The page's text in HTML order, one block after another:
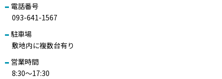
電話番号
093-641-1567
駐車場
敷地内に複数台有り
営業時間
8:30～17:30